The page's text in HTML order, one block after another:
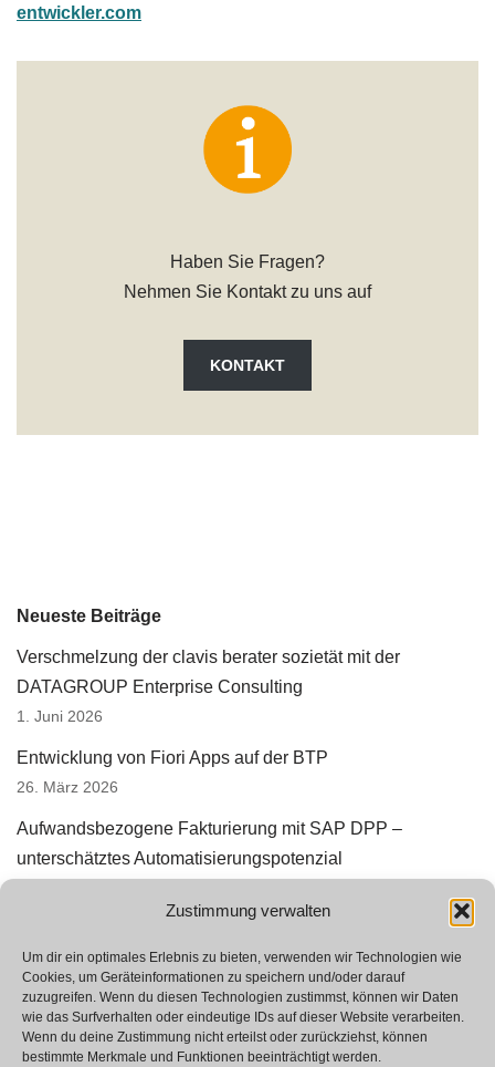
Zustimmung verwalten
Um dir ein optimales Erlebnis zu bieten, verwenden wir Technologien wie
Cookies, um Geräteinformationen zu speichern und/oder darauf
zuzugreifen. Wenn du diesen Technologien zustimmst, können wir Daten
wie das Surfverhalten oder eindeutige IDs auf dieser Website verarbeiten.
Wenn du deine Zustimmung nicht erteilst oder zurückziehst, können
bestimmte Merkmale und Funktionen beeinträchtigt werden.
entwickler.com
Haben Sie Fragen?
Nehmen Sie Kontakt zu uns auf
KONTAKT
Neueste Beiträge
Verschmelzung der clavis berater sozietät mit der
DATAGROUP Enterprise Consulting
1. Juni 2026
Entwicklung von Fiori Apps auf der BTP
26. März 2026
Aufwandsbezogene Fakturierung mit SAP DPP –
unterschätztes Automatisierungspotenzial
12. Januar 2026
Wir suchen Verstärkung
23. Oktober 2025